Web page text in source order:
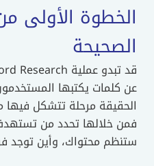
الخطوة الأولى
الصحيحة
عن كلمات يكتبها
الحقيقة مرحلة تتشكل فيها
فمن خلالها تحدد من
ستنظم محتواك، وأين توجد